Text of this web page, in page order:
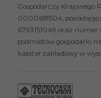
Gospodarczy Krajowego
0000681504,
6793151049 oraz
podmiotów gospodarki
kapitał zakładowy w